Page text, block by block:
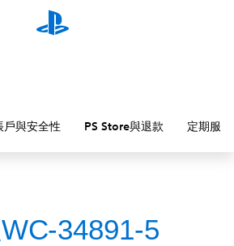
戶與安全性 PS Store與退款 定期服務
34891-5